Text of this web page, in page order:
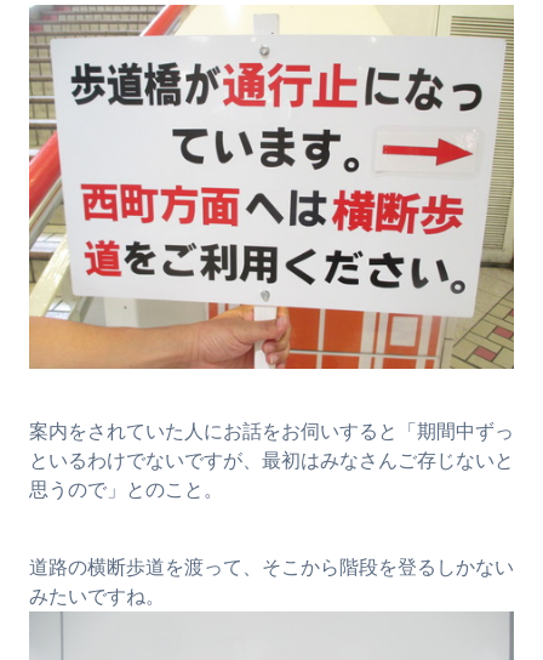
案内をされていた人にお話をお伺いすると「期間中ずっ
といるわけでないですが、最初はみなさんご存じないと
思うので」とのこと。
道路の横断歩道を渡って、そこから階段を登るしかない
みたいですね。